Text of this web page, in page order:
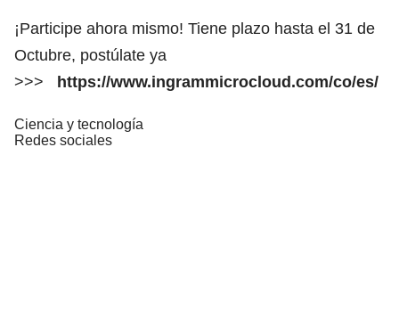
¡Participe ahora mismo! Tiene plazo hasta el 31 de
Octubre, postúlate ya
>>>
https://www.ingrammicrocloud.com/co/es/
Ciencia y tecnología
Redes sociales